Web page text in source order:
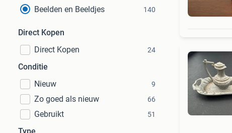
Beelden en Beeldjes
140
Direct Kopen
Direct Kopen
24
Conditie
Nieuw
9
Zo goed als nieuw 66
Gebruikt 51